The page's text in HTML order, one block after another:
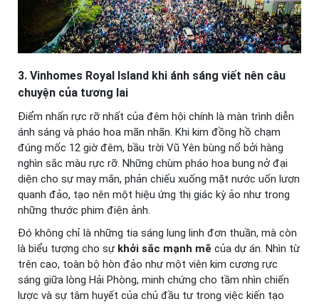
3. Vinhomes Royal Island khi ánh sáng viết nên câu
chuyện của tương lai
Điểm nhấn rực rỡ nhất của đêm hội chính là màn trình diễn
ánh sáng và pháo hoa mãn nhãn. Khi kim đồng hồ chạm
đúng mốc 12 giờ đêm, bầu trời Vũ Yên bùng nổ bởi hàng
nghìn sắc màu rực rỡ. Những chùm pháo hoa bung nở đại
diện cho sự may mắn, phản chiếu xuống mặt nước uốn lượn
quanh đảo, tạo nên một hiệu ứng thị giác kỳ ảo như trong
những thước phim điện ảnh.
Đó không chỉ là những tia sáng lung linh đơn thuần, mà còn
là biểu tượng cho sự khởi sắc mạnh mẽ của dự án. Nhìn từ
trên cao, toàn bộ hòn đảo như một viên kim cương rực
sáng giữa lòng Hải Phòng, minh chứng cho tầm nhìn chiến
lược và sự tâm huyết của chủ đầu tư trong việc kiến tạo